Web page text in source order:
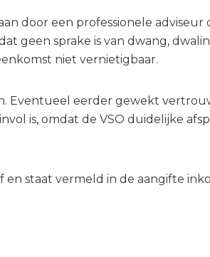
door een professionele adviseur
geen sprake is van dwang,
niet vernietigbaar.
Eventueel eerder gewekt
is, omdat de VSO duidelijke
staat vermeld in de aangifte